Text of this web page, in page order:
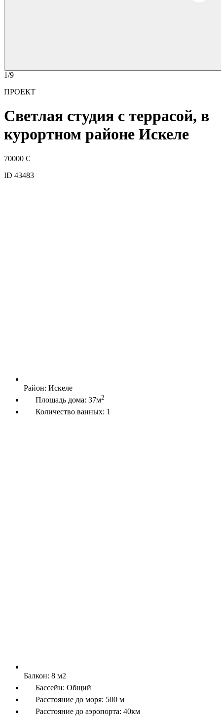
1/9
ПРОЕКТ
Светлая студия с террасой, в
курортном районе Искеле
70000 €
ID 43483
Район: Искеле
Площадь дома: 37м2
Количество ванных: 1
Балкон: 8 м2
Бассейн: Общий
Расстояние до моря: 500 м
Расстояние до аэропорта: 40км